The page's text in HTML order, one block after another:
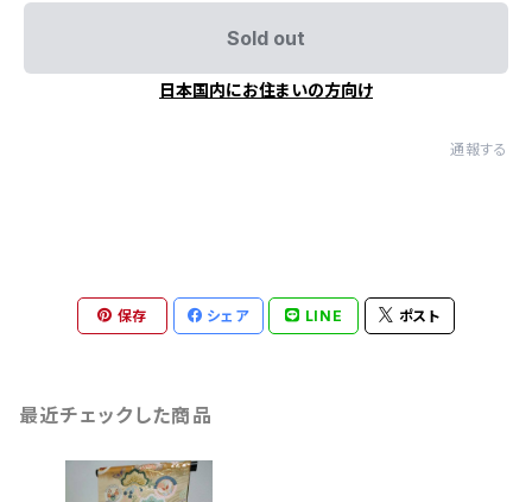
Sold out
日本国内にお住まいの方向け
通報する
保存 シェア LINE ポスト
最近チェックした商品